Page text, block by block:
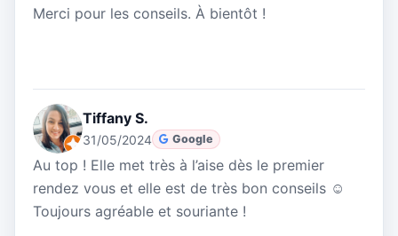
Merci pour les conseils. À bientôt !
Tiffany S.
31/05/2024 Google
Au top ! Elle met très à l’aise dès le premier
rendez vous et elle est de très bon conseils ☺️
Toujours agréable et souriante !